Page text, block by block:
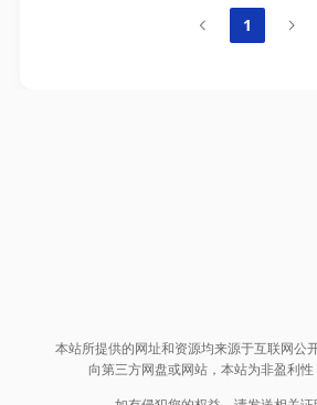
1
本站所提供的网址和资源均来源于互联网公
向第三方网盘或网站，本站为非盈利性